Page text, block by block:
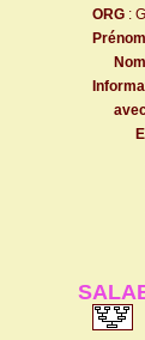
ORG :
Prénom